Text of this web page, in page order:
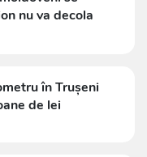
nu va decola
în Trușeni
de lei